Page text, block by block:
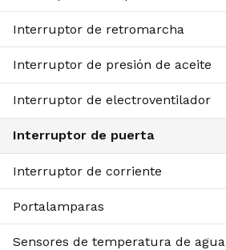
Interruptor de retromarcha
Interruptor de presión de aceite
Interruptor de electroventilador
Interruptor de puerta
Interruptor de corriente
Portalamparas
Sensores de temperatura de agua